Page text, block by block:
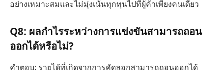
อย่างเหมาะสมและไม่มุ่งเน้นทุกทุนไปที่ผู้ค้าเพียงคนเดียว
Q8: ผลกำไรระหว่างการแข่งขันสามารถถอน
ออกได้หรือไม่?
คำตอบ: รายได้ที่เกิดจากการคัดลอกสามารถถอนออกได้